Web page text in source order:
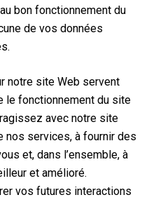
bon fonctionnement du
de vos données
notre site Web servent
le fonctionnement du site
avec notre site
nos services, à fournir des
et, dans l’ensemble, à
et amélioré.
vos futures interactions